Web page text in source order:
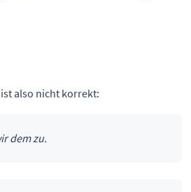
also nicht korrekt:
dem zu.